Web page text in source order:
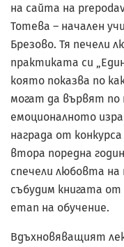
на сайта на
Тотева – начален
Брезово. Тя печели
практиката си
която показва по
могат да вървят по
емоционалното
награда от
втора поредна
спечели любовта на
събудим книгата от
етап на обучение.
Вдъхновяващият